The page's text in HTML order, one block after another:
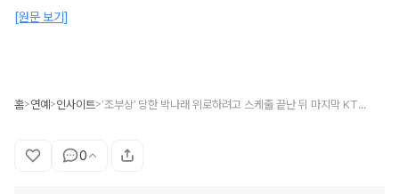
[원문 보기]
홈>연예>인사이트> ‘조부상’ 당한 박나래 위로하려고 스케줄 끝난 뒤 마지막 KTX 타고 달려갔던 기안84
0